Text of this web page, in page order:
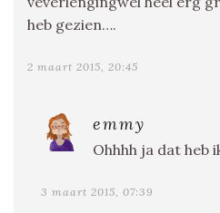
heb gezien….
2 maart 2015, 20:45
emmy
Ohhhh ja dat heb
3 maart 2015, 07:39